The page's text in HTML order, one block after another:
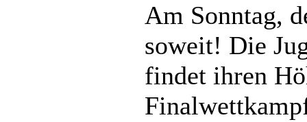
Am Sonntag,
soweit! Die
findet ihren